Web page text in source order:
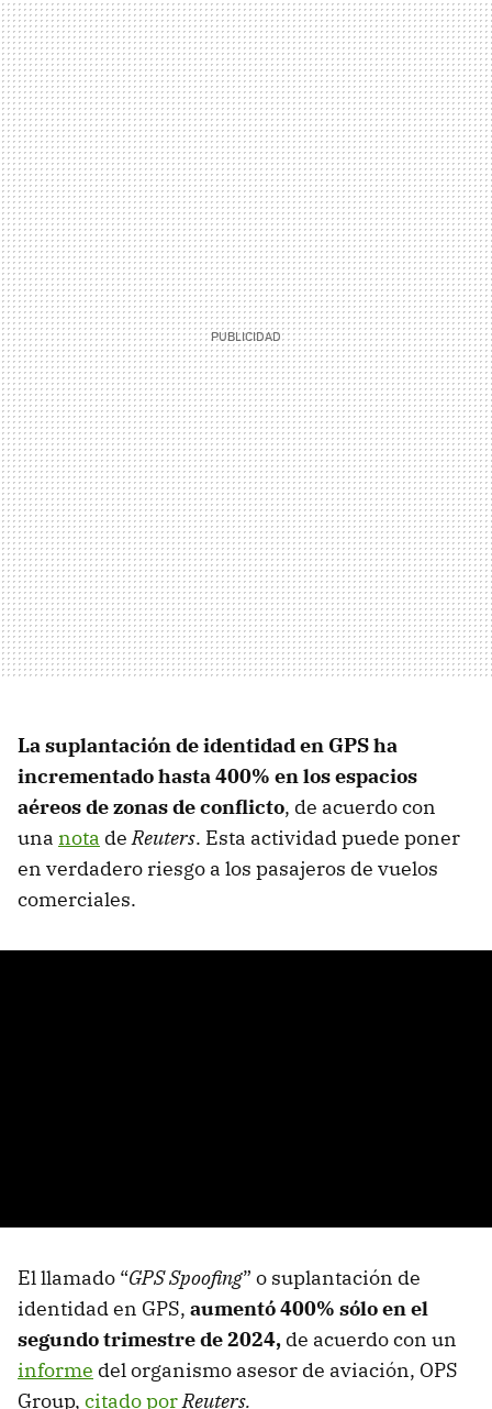
La suplantación de identidad en GPS ha
incrementado hasta 400% en los espacios
aéreos de zonas de conflicto, de acuerdo con
una nota deReuters. Esta actividad puede poner
en verdadero riesgo a los pasajeros de vuelos
comerciales.
El llamado “GPS Spoofing” o suplantación de
identidad en GPS, aumentó 400% sólo en el
segundo trimestre de 2024, de acuerdo con un
informe del organismo asesor de aviación, OPS
Group, citado porReuters.